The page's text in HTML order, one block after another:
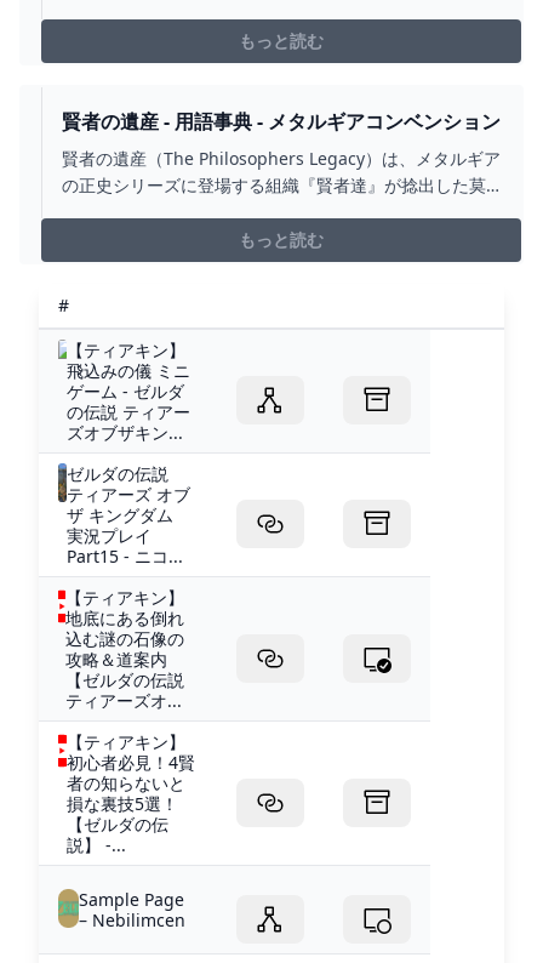
きや雷光装備の場所も掲載しているので是非参考にして
ください。
もっと読む
賢者の遺産 - 用語事典 - メタルギアコンベンション
賢者の遺産（The Philosophers Legacy）は、メタルギア
の正史シリーズに登場する組織『賢者達』が捻出した莫
（米中ソ）の重要な資金源として機能し、後に米国の非
政府諜報機関『サイファー（後の愛国者達）』の創設・
ター（2004年発売）』にて初…
もっと読む
#
【ティアキン】
飛込みの儀 ミニ
ゲーム - ゼルダ
の伝説 ティアー
ズオブザキン...
ゼルダの伝説
ティアーズ オブ
ザ キングダム
実況プレイ
Part15 - ニコ...
【ティアキン】
地底にある倒れ
込む謎の石像の
攻略＆道案内
【ゼルダの伝説
ティアーズオ...
【ティアキン】
初心者必見！4賢
者の知らないと
損な裏技5選！
【ゼルダの伝
説】 -...
Sample Page
– Nebilimcen